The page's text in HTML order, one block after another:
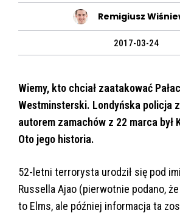
Remigiusz
2017-03-24
Wiemy, kto chciał zaatakować Pałac
Westminsterski. Londyńska policja
autorem zamachów z 22 marca był
Oto jego historia.
52-letni terrorysta urodził się pod
Russella Ajao (pierwotnie podano,
to Elms, ale później informacja ta